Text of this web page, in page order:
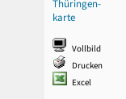
Thüringen-
karte
Vollbild
Drucken
Excel